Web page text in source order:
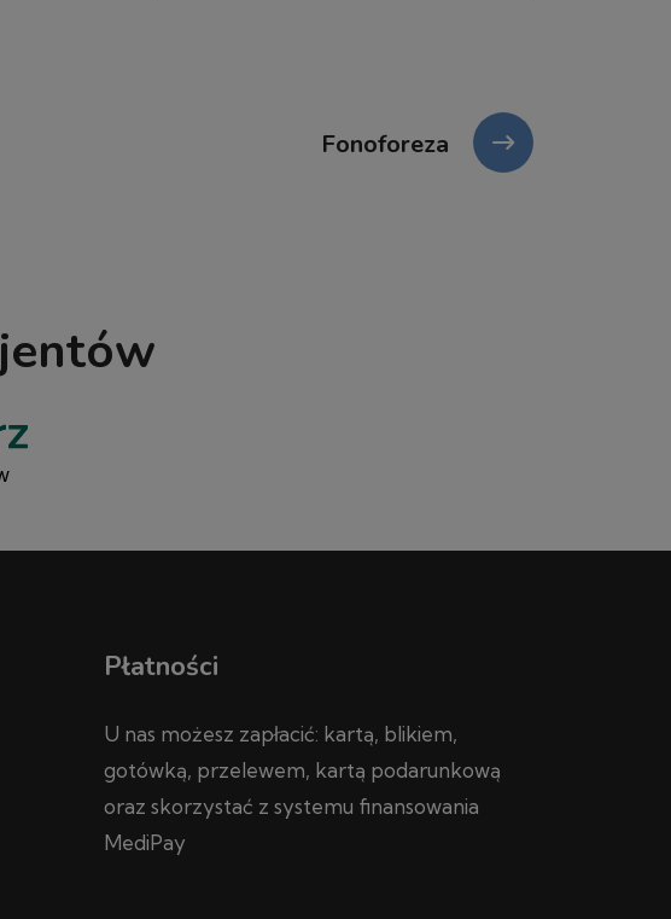
Fonoforeza
Płatności
U nas możesz zapłacić: kartą, blikiem,
gotówką, przelewem, kartą podarunkową
oraz skorzystać z systemu finansowania
MediPay